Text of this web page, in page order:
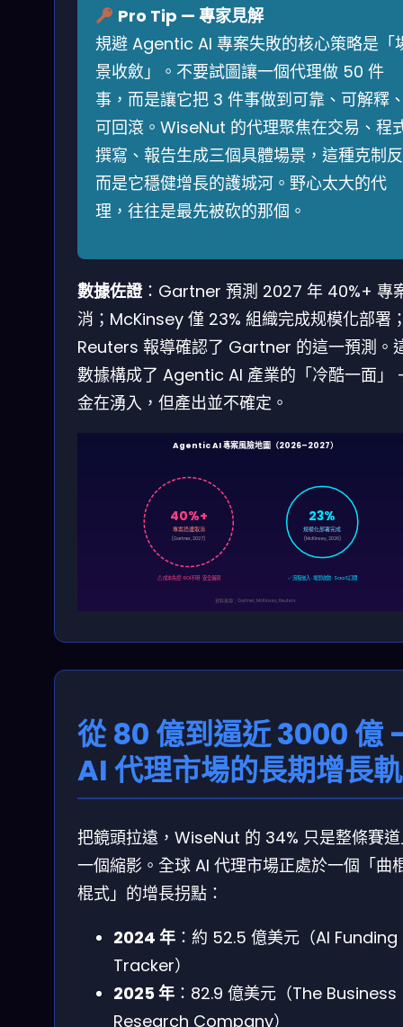
Pro Tip — 專家見解
規避 Agentic AI 專案失敗的核心策略是「
景收斂」。不要試圖讓一個代理做 50 件
事，而是讓它把 3 件事做到可靠、可解釋
可回滾。WiseNut 的代理聚焦在交易、程
撰寫、報告生成三個具體場景，這種克制反
而是它穩健增長的護城河。野心太大的代
理，往往是最先被砍的那個。
數據佐證：Gartner 預測 2027 年 40%+ 專
消；McKinsey 僅 23% 組織完成规模化部署
Reuters 報導確認了 Gartner 的這一預測。
數據構成了 Agentic AI 產業的「冷酷一面」
金在湧入，但產出並不確定。
Agentic AI 專案風險地圖（2026–2027）
40%+
專案恐遭取消
(Gartner, 2027)
23%
规模化部署完成
(McKinsey, 2026)
⚠ 成本失控 · ROI不明 · 安全漏洞 ✅ 流程嵌入 · 場景收斂 · SaaS訂閱
資料來源：Gartner, McKinsey, Reuters
從 80 億到逼近 3000 億
AI 代理市場的長期增長
把鏡頭拉遠，WiseNut 的 34% 只是整條賽
一個縮影。全球 AI 代理市場正處於一個「曲
棍式」的增長拐點：
2024 年 ：約 52.5 億美元（AI Funding
Tracker）
2025 年 ：82.9 億美元（The Business
Research Company）